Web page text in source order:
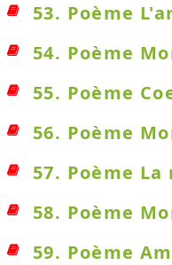
53. Poème
54. Poème
55. Poème
56. Poème
57. Poème
58. Poème
59. Poème